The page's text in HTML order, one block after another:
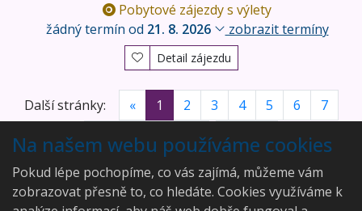
Pobytové zájezdy s výlety
žádný termín od 21. 8. 2026 zobrazit termíny
Detail zájezdu
Další stránky: « 1 2 3 4 5 6
7
... 18
Na našem webu používáme cookies
Pokud lépe pochopíme, co vás zajímá, můžeme vám
zobrazovat přesně to, co hledáte. Cookies využíváme k